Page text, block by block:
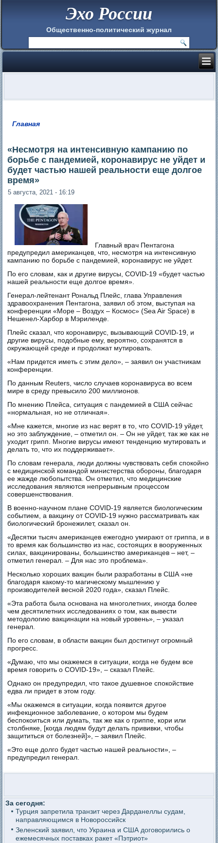
Эхо России
Общественно-политический журнал
Главная
«Несмотря на интенсивную кампанию по
борьбе с пандемией, коронавирус не уйдет и
будет частью нашей реальности еще долгое
время»
5 августа, 2021 - 16:19
Главный врач Пентагона
предупредил американцев, что, несмотря на интенсивную
кампанию по борьбе с пандемией, коронавирус не уйдет.
По его словам, как и другие вирусы, COVID-19 «будет частью
нашей реальности еще долгое время».
Генерал-лейтенант Рональд Плейс, глава Управления
здравоохранения Пентагона, заявил об этом, выступая на
конференции «Море – Воздух – Космос» (Sea Air Space) в
Нешенел-Харбор в Мэриленде.
Плейс сказал, что коронавирус, вызывающий COVID-19, и
другие вирусы, подобные ему, вероятно, сохранятся в
окружающей среде и продолжат мутировать.
«Нам придется иметь с этим дело», – заявил он участникам
конференции.
По данным Reuters, число случаев коронавируса во всем
мире в среду превысило 200 миллионов.
По мнению Плейса, ситуация с пандемией в США сейчас
«нормальная, но не отличная».
«Мне кажется, многие из нас верят в то, что COVID-19 уйдет,
но это заблуждение, – отметил он. – Он не уйдет, так же как не
уходит грипп. Многие вирусы имеют тенденцию мутировать и
делать то, что их поддерживает».
По словам генерала, люди должны чувствовать себя спокойно
с медицинской командой министерства обороны, благодаря
ее жажде любопытства. Он отметил, что медицинские
исследования являются непрерывным процессом
совершенствования.
В военно-научном плане COVID-19 является биологическим
событием, а вакцину от COVID-19 нужно рассматривать как
биологический бронежилет, сказал он.
«Десятки тысяч американцев ежегодно умирают от гриппа, и в
то время как большинство из нас, состоящих в вооруженных
силах, вакцинированы, большинство американцев – нет, –
отметил генерал. – Для нас это проблема».
Несколько хороших вакцин были разработаны в США «не
благодаря какому-то магическому мышлению у
производителей весной 2020 года», сказал Плейс.
«Эта работа была основана на многолетних, иногда более
чем десятилетних исследованиях о том, как вывести
методологию вакцинации на новый уровень», – указал
генерал.
По его словам, в области вакцин был достигнут огромный
прогресс.
«Думаю, что мы окажемся в ситуации, когда не будем все
время говорить о COVID-19», – сказал Плейс.
Однако он предупредил, что такое душевное спокойствие
едва ли придет в этом году.
«Мы окажемся в ситуации, когда появится другое
инфекционное заболевание, о котором мы будем
беспокоиться или думать, так же как о гриппе, кори или
столбняке, [когда людям будут делать прививки, чтобы
защититься от болезней]», – заявил Плейс.
«Это еще долго будет частью нашей реальности», –
предупредил генерал.
За сегодня:
Турция запретила транзит через Дарданеллы судам,
направляющимся в Новороссийск
Зеленский заявил, что Украина и США договорились о
ежемесячных поставках ракет «Пэтриот»